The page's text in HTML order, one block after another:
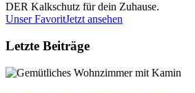
DER Kalkschutz für dein Zuhause.
Unser FavoritJetzt ansehen
Letzte Beiträge